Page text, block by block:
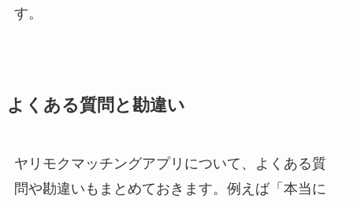
す。
よくある質問と勘違い
ヤリモクマッチングアプリについて、よくある質
問や勘違いもまとめておきます。例えば「本当に